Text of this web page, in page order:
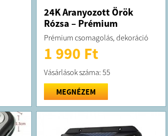
24K Aranyozott Örök
Rózsa – Prémium
Prémium csomagolás, dekoráció
1 990 Ft
Vásárlások száma: 55
MEGNÉZEM